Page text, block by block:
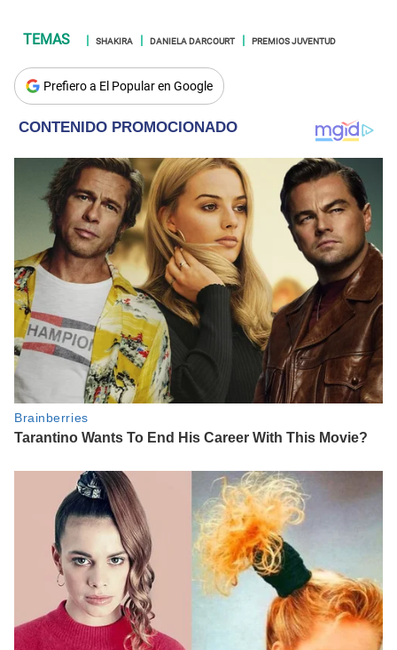
SHAKIRA DANIELA DARCOURT PREMIOS JUVENTUD
Prefiero a El Popular en Google